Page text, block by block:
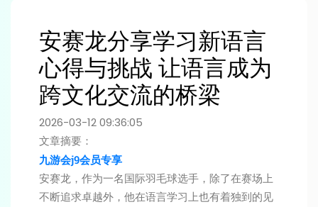
安赛龙分享学习新语言
心得与挑战 让语言成为
跨文化交流的桥梁
2026-03-12 09:36:05
文章摘要：
九游会j9会员专享
安赛龙，作为一名国际羽毛球选手，除了在赛场上
不断追求卓越外，他在语言学习上也有着独到的见